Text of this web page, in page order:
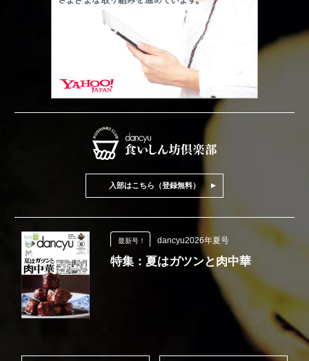
入部はこちら（登録無料）
最新号！ dancyu2026年夏号
特集：夏はガツンと肉中華